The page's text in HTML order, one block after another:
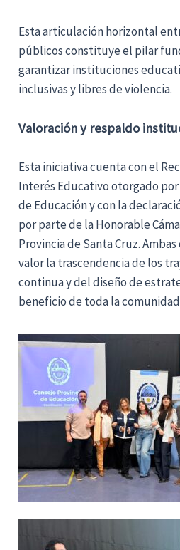
Esta articulación horizontal
públicos constituye el pilar
garantizar instituciones
inclusivas y libres de violencia.
Valoración y respaldo
Esta iniciativa cuenta con el
Interés Educativo otorgado por
de Educación y con la
por parte de la Honorable
Provincia de Santa Cruz.
valor la trascendencia de los
continua y del diseño de
beneficio de toda la